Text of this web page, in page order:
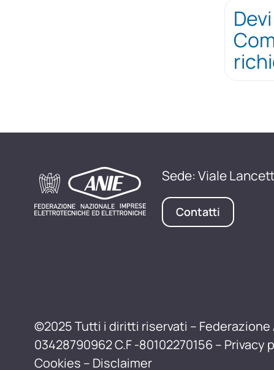
Sede: Viale
Contatti
©2025 Tutti i diritti riservati – Federazione
03428790962 C.F -80102270156 – Privacy
Cookies – Disclaimer